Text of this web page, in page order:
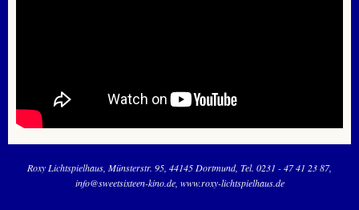
Roxy Lichtspielhaus Münsterstr. 95 44145 Dortmund Tel. 0231 - 47 41 23 87
info@sweetsixteen-kino.de www.roxy-lichtspielhaus.de